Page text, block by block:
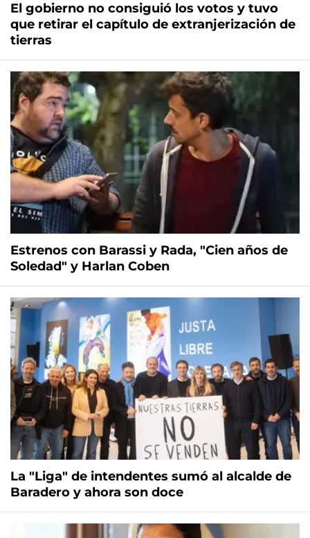
El gobierno no consiguió los votos y tuvo
que retirar el capítulo de extranjerización de
tierras
Estrenos con Barassi y Rada, "Cien años de
Soledad" y Harlan Coben
La "Liga" de intendentes sumó al alcalde de
Baradero y ahora son doce